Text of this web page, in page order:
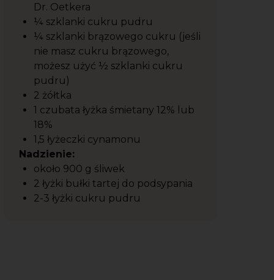
Dr. Oetkera
¼ szklanki cukru pudru
¼ szklanki brązowego cukru (jeśli
nie masz cukru brązowego,
możesz użyć ½ szklanki cukru
pudru)
2 żółtka
1 czubata łyżka śmietany 12% lub
18%
1,5 łyżeczki cynamonu
Nadzienie:
około 900 g śliwek
2 łyżki bułki tartej do podsypania
2-3 łyżki cukru pudru